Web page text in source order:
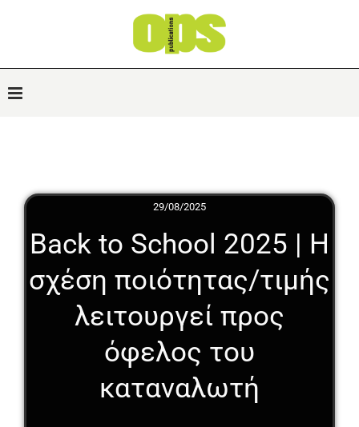
29/08/2025
Back to School 2025 | Η
σχέση ποιότητας/τιμής
λειτουργεί προς
όφελος του
καταναλωτή